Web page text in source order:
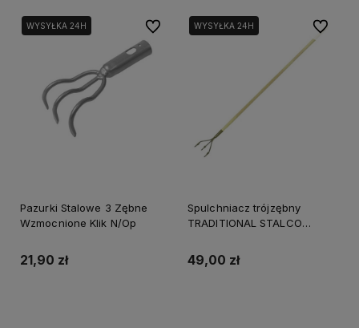
WYSYŁKA 24H
Pazurki Stalowe 3 Zębne
Wzmocnione Klik N/Op
21,90 zł
Do ulubionychWYSYŁKA 24H
Spulchniacz trójzębny
TRADITIONAL STALCO
49,00 zł
Do